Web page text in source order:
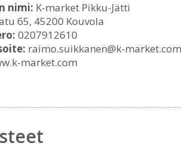
nimi: K-market Pikku-Jätti
65, 45200 Kouvola
0207912610
raimo.suikkanen@k-market.com
market.com